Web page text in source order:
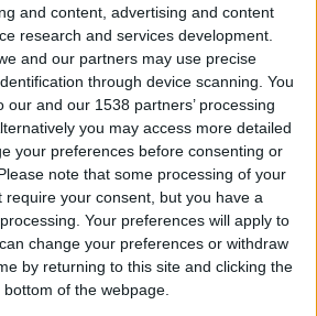
and content, advertising and content
research and services development.
and our partners may use precise
through device scanning. You
our and our 1538 partners’ processing
you may access more detailed
your preferences before consenting or
note that some processing of your
require your consent, but you have a
Your preferences will apply to
change your preferences or withdraw
by returning to this site and clicking the
of the webpage.
i bandurrista i als seus barbuts
(baix i veu), David Payà
(acordió), Txus
Jordi Bernabeu i Dani García